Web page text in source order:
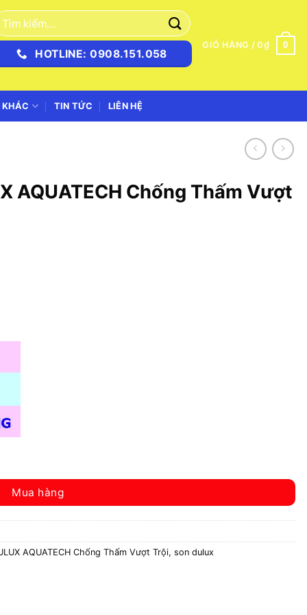
HOTLINE: 0908.151.058
GIỎ HÀNG /0₫ 0
KHÁC TIN TỨC LIÊN HỆ
AQUATECH Chống Thấm Vượt
Vượt Trội 6Kg số lượng
Mua hàng
AQUATECH Chống Thấm Vượt Trội,son dulux